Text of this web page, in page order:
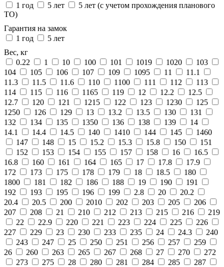
1 год
5 лет
5 лет (с учетом прохождения планового
ТО)
Гарантия на замок
1 год
5 лет
Вес, кг
0.22
1 10 100 101 1019 1020
103
104
105 106 107 109 1095 11
11.1
11.3
11.5 11.6 110 1100 111 112
113
114
115 116 1165 119 12 12.2
12.5
12.7
120 121 1215 122 123 1230
125
1250
126 129 13 13.2 13.5 130
131
132
134 135 1350 136 138 139
14
14.1
14.4 14.5 140 1410 144 145
1460
147
148 15 15.2 15.3 15.8 150
151
152
153 154 155 157 158 16
16.5
16.8
160 161 164 165 17 17.8
17.9
172
173 175 178 179 18 18.5
180
1800
181 182 186 188 19 190
191
192
193 195 196 199 2.8 20
20.2
20.4
20.5 200 2010 202 203 205
206
207
208 21 210 212 213 215 216
219
22
22.9 220 221 223 224 225
226
227
229 23 230 233 235 24 24.3
240
243
247 25 250 251 256 257
259
26
260 263 265 267 268 27 270
272
273
275 28 280 281 284 285
287